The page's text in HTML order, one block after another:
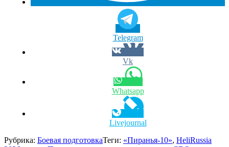
Telegram
Vk
Whatsapp
Livejournal
Рубрика: Боевая подготовкаТеги: «Пиранья-10», HeliRussia